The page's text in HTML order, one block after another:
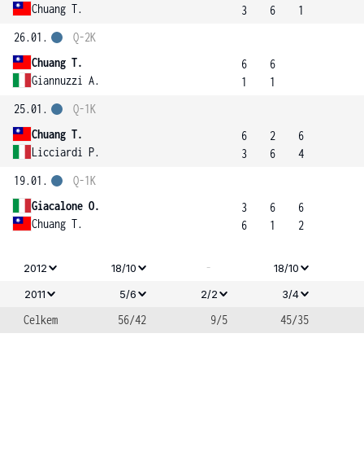
Chuang T.
3
6
1
26.01.
Chuang T.
Giannuzzi A.
Q-2K
6
1
6
1
25.01.
Chuang T.
Licciardi P.
Q-1K
6
3
2
6
6
4
19.01.
Giacalone O.
Chuang T.
Q-1K
3
6
6
1
6
2
2012 18/10 -
18/10
2011
5/6 2/2 3/4
Celkem 56/42 9/5 45/35